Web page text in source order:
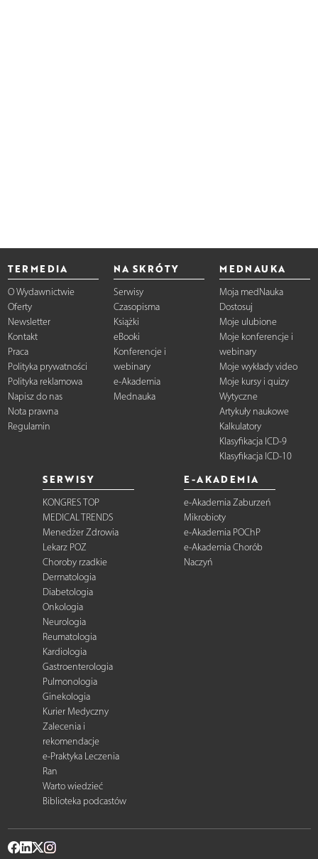
TERMEDIA
O Wydawnictwie
Oferty
Newsletter
Kontakt
Praca
Polityka prywatności
Polityka reklamowa
Napisz do nas
Nota prawna
Regulamin
NA SKRÓTY
Serwisy
Czasopisma
Książki
eBooki
Konferencje i
webinary
e-Akademia
Mednauka
MEDNAUKA
Moja medNauka
Dostosuj
Moje ulubione
Moje konferencje i
webinary
Moje wykłady video
Moje kursy i quizy
Wytyczne
Artykuły naukowe
Kalkulatory
Klasyfikacja ICD-9
Klasyfikacja ICD-10
SERWISY
KONGRES TOP
MEDICAL TRENDS
Menedżer Zdrowia
Lekarz POZ
Choroby rzadkie
Dermatologia
Diabetologia
Onkologia
Neurologia
Reumatologia
Kardiologia
Gastroenterologia
Pulmonologia
Ginekologia
Kurier Medyczny
Zalecenia i
rekomendacje
e-Praktyka Leczenia
Ran
Warto wiedzieć
Biblioteka podcastów
E-AKADEMIA
e-Akademia Zaburzeń
Mikrobioty
e-Akademia POChP
e-Akademia Chorób
Naczyń